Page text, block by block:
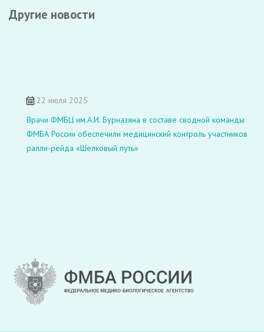
Другие новости
22 июля 2025
Врачи ФМБЦ им.А.И. Бурназяна в составе сводной команды
ФМБА России обеспечили медицинский контроль участников
ралли-рейда «Шелковый путь»